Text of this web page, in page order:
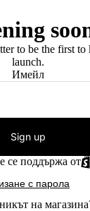
to be the first
launch.
Имейл
Sign up
се поддържа от
с парола
на